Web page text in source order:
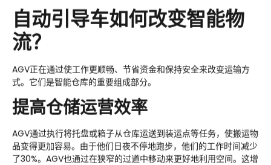
自动引导车如何改变智能物
流？
AGV正在通过使工作更顺畅、节省资金和保持安全来改变运输方
式。它们是智能仓库的重要组成部分。
提高仓储运营效率
AGV通过执行将托盘或箱子从仓库运送到装运点等任务，使搬运物
品变得更加容易。由于他们日夜不停地跑步，他们的工作时间减少
了30%。AGV也通过在狭窄的过道中移动来更好地利用空间。这增